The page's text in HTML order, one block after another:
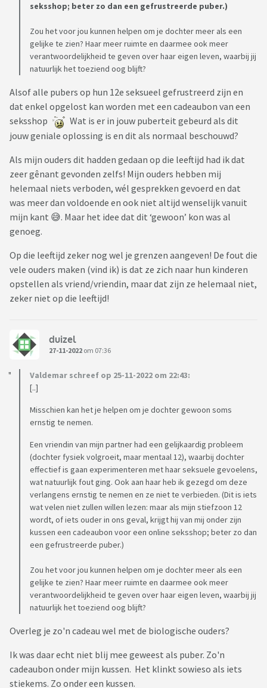
seksshop; beter zo dan een gefrustreerde puber.)
Zou het voor jou kunnen helpen om je dochter meer als een
gelijke te zien? Haar meer ruimte en daarmee ook meer
verantwoordelijkheid te geven over haar eigen leven, waarbij jij
natuurlijk het toeziend oog blijft?
Alsof alle pubers op hun 12e seksueel gefrustreerd zijn en
dat enkel opgelost kan worden met een cadeaubon van een
seksshop
Wat is er in jouw puberteit gebeurd als dit
jouw geniale oplossing is en dit als normaal beschouwd?
Als mijn ouders dit hadden gedaan op die leeftijd had ik dat
zeer gênant gevonden zelfs! Mijn ouders hebben mij
helemaal niets verboden, wél gesprekken gevoerd en dat
was meer dan voldoende en ook niet altijd wenselijk vanuit
mijn kant 😅. Maar het idee dat dit ‘gewoon’ kon was al
genoeg.
Op die leeftijd zeker nog wel je grenzen aangeven! De fout die
vele ouders maken (vind ik) is dat ze zich naar hun kinderen
opstellen als vriend/vriendin, maar dat zijn ze helemaal niet,
zeker niet op die leeftijd!
duizel
27-11-2022 om 07:36
Valdemar schreef op 25-11-2022 om 22:43:
[..]
Misschien kan het je helpen om je dochter gewoon soms
ernstig te nemen.
Een vriendin van mijn partner had een gelijkaardig probleem
(dochter fysiek volgroeit, maar mentaal 12), waarbij dochter
effectief is gaan experimenteren met haar seksuele gevoelens,
wat natuurlijk fout ging. Ook aan haar heb ik gezegd om deze
verlangens ernstig te nemen en ze niet te verbieden. (Dit is iets
wat velen niet zullen willen lezen: maar als mijn stiefzoon 12
wordt, of iets ouder in ons geval, krijgt hij van mij onder zijn
kussen een cadeaubon voor een online seksshop; beter zo dan
een gefrustreerde puber.)
Zou het voor jou kunnen helpen om je dochter meer als een
gelijke te zien? Haar meer ruimte en daarmee ook meer
verantwoordelijkheid te geven over haar eigen leven, waarbij jij
natuurlijk het toeziend oog blijft?
Overleg je zo'n cadeau wel met de biologische ouders?
Ik was daar echt niet blij mee geweest als puber. Zo'n
cadeaubon onder mijn kussen. Het klinkt sowieso als iets
stiekems. Zo onder een kussen.